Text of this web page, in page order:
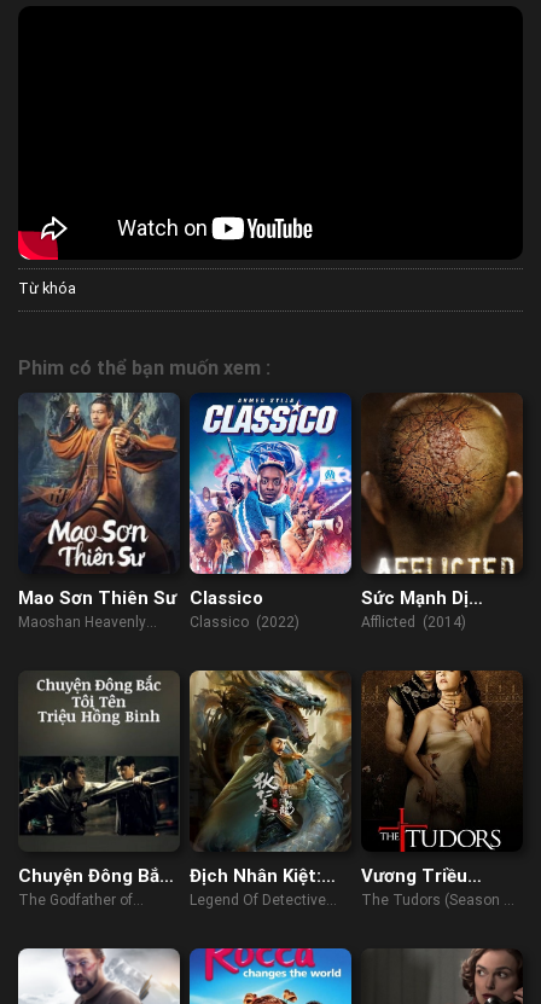
Từ khóa
Phim có thể bạn muốn xem :
Mao Sơn Thiên Sư
Maoshan Heavenly
Classico
Classico (2022)
Sức Mạnh Dị
Thường
Afflicted (2014)
Chuyện Đông Bắc:
Tôi Tên Triệu
The Godfather of
Địch Nhân Kiệt:
Vận Hà Kinh Long
Legend Of Detective
Vương Triều
Tudors (Phần 2)
The Tudors (Season 2)